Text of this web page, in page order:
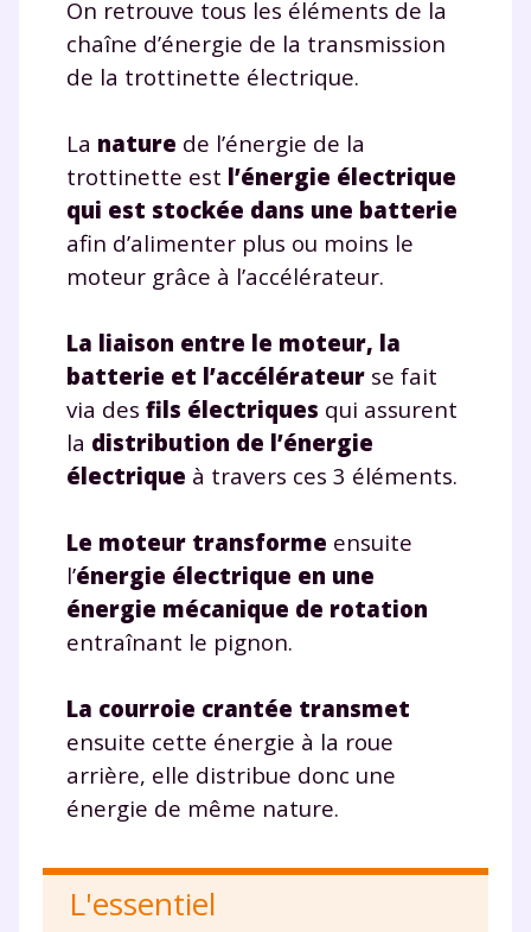
On retrouve tous les éléments de la
chaîne d’énergie de la transmission
de la trottinette électrique.
La nature de l’énergie de la
trottinette est l’énergie électrique
qui est stockée dans une batterie
afin d’alimenter plus ou moins le
moteur grâce à l’accélérateur.
La liaison entre le moteur, la
batterie et l’accélérateur se fait
via des fils électriques qui assurent
la distribution de l’énergie
électrique à travers ces 3 éléments.
Le moteur transforme ensuite
l’énergie électrique en une
énergie mécanique de rotation
entraînant le pignon.
La courroie crantée transmet
ensuite cette énergie à la roue
arrière, elle distribue donc une
énergie de même nature.
L'essentiel
la marque myMaxicours, afin que SEJER puisse vous donner
accès au service de soutien scolaire pendant 24h. Pour en
savoir plus sur la gestion de vos données personnelles et
pour exercer vos droits, vous pouvez consulter
J’accepte de recevoir les actualités et des
communications de la part de
myMaxicours.
Votre adresse e-mail sera exclusivement utilisée pour
vous envoyer notre newsletter. Vous pourrez vous
désinscription présent dans chaque newsletter. Pour
en savoir plus sur la gestion de vos données
personnelles et pour exercer vos droits, vous pouvez
consulternotre charte.